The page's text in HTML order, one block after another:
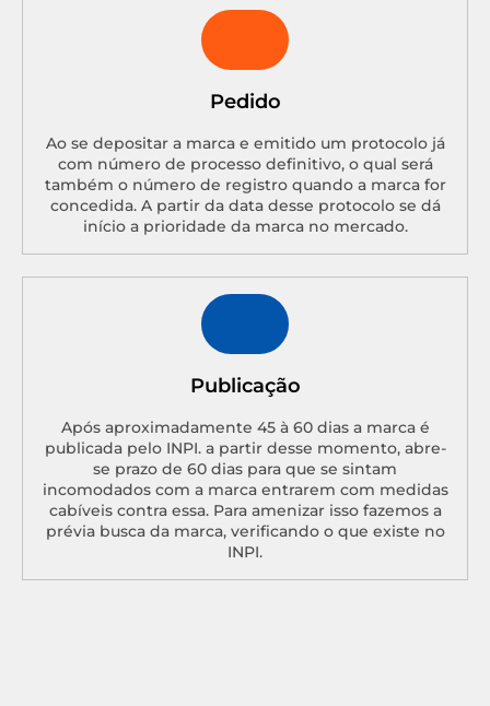
Pedido
Ao se depositar a marca e emitido um protocolo já
com número de processo definitivo, o qual será
também o número de registro quando a marca for
concedida. A partir da data desse protocolo se dá
início a prioridade da marca no mercado.
Publicação
Após aproximadamente 45 à 60 dias a marca é
publicada pelo INPI. a partir desse momento, abre-
se prazo de 60 dias para que se sintam
incomodados com a marca entrarem com medidas
cabíveis contra essa. Para amenizar isso fazemos a
prévia busca da marca, verificando o que existe no
INPI.